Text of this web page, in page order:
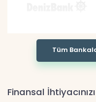
Tüm
Finansal